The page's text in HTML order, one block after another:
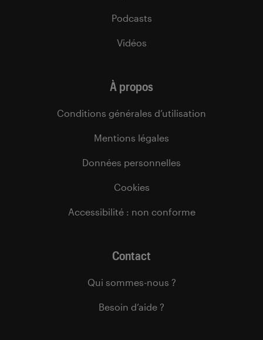
Podcasts
Vidéos
À propos
Conditions générales d’utilisation
Mentions légales
Données personnelles
Cookies
Accessibilité : non conforme
Contact
Qui sommes-nous ?
Besoin d’aide ?